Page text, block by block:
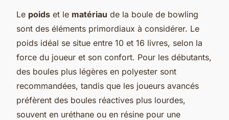
Le poids et le matériau de la boule de bowling
sont des éléments primordiaux à considérer. Le
poids idéal se situe entre 10 et 16 livres, selon la
force du joueur et son confort. Pour les débutants,
des boules plus légères en polyester sont
recommandées, tandis que les joueurs avancés
préfèrent des boules réactives plus lourdes,
souvent en uréthane ou en résine pour une